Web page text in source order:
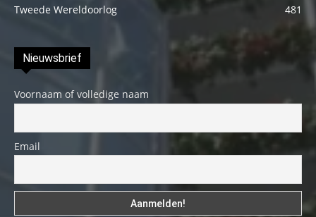
Tweede Wereldoorlog
481
Nieuwsbrief
Voornaam of volledige naam
Email